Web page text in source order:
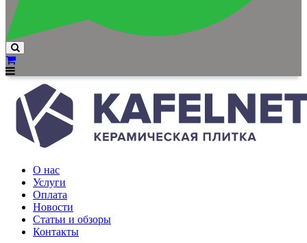
О нас
Услуги
Оплата
Новости
Статьи и обзоры
Контакты